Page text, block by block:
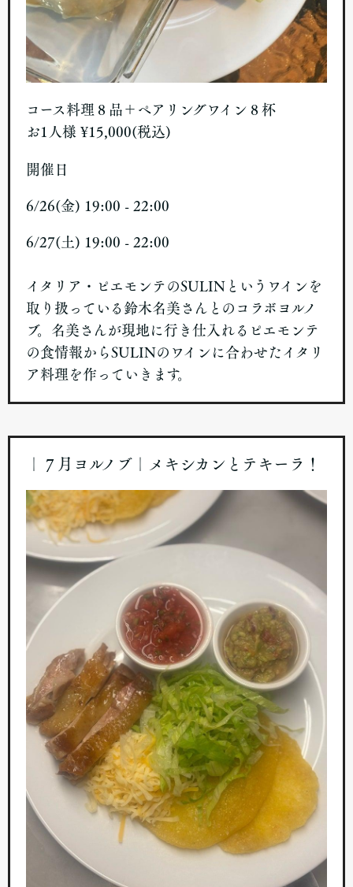
コース料理８品＋ペアリングワイン８杯
お1人様 ¥15,000(税込)
開催日
6/26(金) 19:00 - 22:00
6/27(土) 19:00 - 22:00
イタリア・ピエモンテのSULINというワインを
取り扱っている鈴木名美さんとのコラボヨルノ
ブ。名美さんが現地に行き仕入れるピエモンテ
の食情報からSULINのワインに合わせたイタリ
ア料理を作っていきます。
｜７月ヨルノブ｜メキシカンとテキーラ！